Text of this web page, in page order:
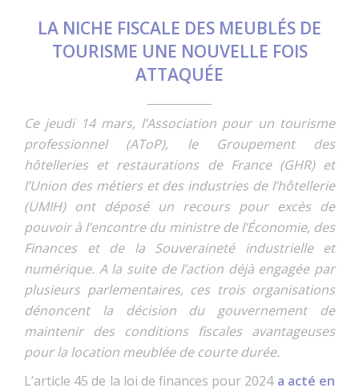
LA NICHE FISCALE DES MEUBLÉS DE
TOURISME UNE NOUVELLE FOIS
ATTAQUÉE
Ce jeudi 14 mars, l’Association pour un tourisme
professionnel (AToP), le Groupement des
hôtelleries et restaurations de France (GHR) et
l’Union des métiers et des industries de l’hôtellerie
(UMIH) ont déposé un recours pour excès de
pouvoir à l’encontre du ministre de l’Économie, des
Finances et de la Souveraineté industrielle et
numérique. A la suite de l’action déjà engagée par
plusieurs parlementaires, ces trois organisations
dénoncent la décision du gouvernement de
maintenir des conditions fiscales avantageuses
pour la location meublée de courte durée.
L’article 45 de la loi de finances pour 2024 a acté en